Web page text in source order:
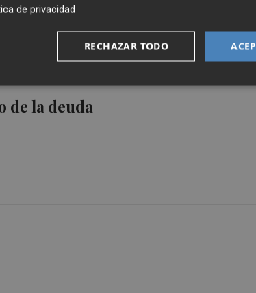
de la deuda
de privacidad
RECHAZAR TODO